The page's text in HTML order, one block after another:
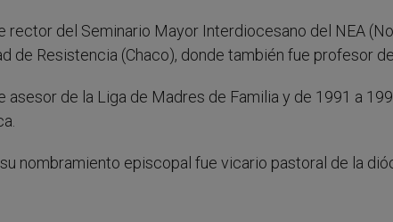
rector del Seminario Mayor Interdiocesano del NEA
de Resistencia (Chaco), donde también fue profesor
asesor de la Liga de Madres de Familia y de 1991 a
nombramiento episcopal fue vicario pastoral de la